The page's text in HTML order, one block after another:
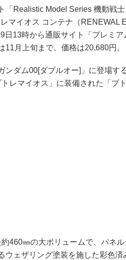
Realistic Model Series 機動戦士
マイオス コンテナ（RENEWAL
日13時から通販サイト「プレミア
月上旬まで。価格は20,680円。
ダム00[ダブルオー]」に登場す
レマイオス」に装備された「プ
460㎜の大ボリュームで、パネル
ウェザリング塗装を施した彩色済